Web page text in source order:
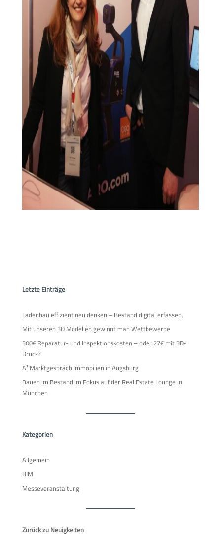
Letzte Einträge
Ladenbau effizient neu denken – Bestand digital erfassen.
Mit unseren 3D Modellen gewinnt man Wettbewerbe
300€ Reparatur- und Inspektionskosten – oder 27€ mit 3D-
Druck?
A³ Marktgespräch Immobilien in Augsburg
Bauen im Bestand im Fokus auf der Real Estate Lounge in
München
Kategorien
Allgemein
BIM
Messeveranstaltung
Zurück zu Neuigkeiten